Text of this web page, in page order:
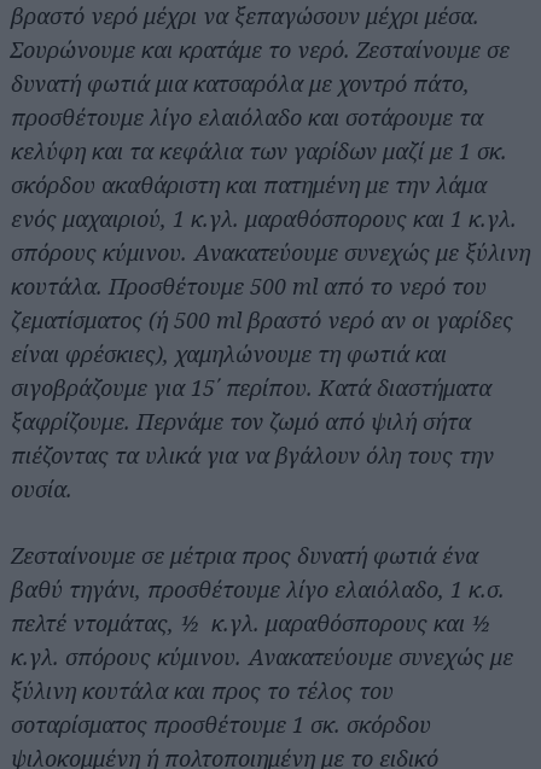
βραστό νερό μέχρι να ξεπαγώσουν μέχρι μέσα.
Σουρώνουμε και κρατάμε το νερό. Ζεσταίνουμε σε
δυνατή φωτιά μια κατσαρόλα με χοντρό πάτο,
προσθέτουμε λίγο ελαιόλαδο και σοτάρουμε τα
κελύφη και τα κεφάλια των γαρίδων μαζί με 1 σκ.
σκόρδου ακαθάριστη και πατημένη με την λάμα
ενός μαχαιριού, 1 κ.γλ. μαραθόσπορους και 1 κ.γλ.
σπόρους κύμινου. Ανακατεύουμε συνεχώς με ξύλινη
κουτάλα. Προσθέτουμε 500 ml από το νερό του
ζεματίσματος (ή 500 ml βραστό νερό αν οι γαρίδες
είναι φρέσκιες), χαμηλώνουμε τη φωτιά και
σιγοβράζουμε για 15΄ περίπου. Κατά διαστήματα
ξαφρίζουμε. Περνάμε τον ζωμό από ψιλή σήτα
πιέζοντας τα υλικά για να βγάλουν όλη τους την
ουσία.
Ζεσταίνουμε σε μέτρια προς δυνατή φωτιά ένα
βαθύ τηγάνι, προσθέτουμε λίγο ελαιόλαδο, 1 κ.σ.
πελτέ ντομάτας, ½ κ.γλ. μαραθόσπορους και ½
κ.γλ. σπόρους κύμινου. Ανακατεύουμε συνεχώς με
ξύλινη κουτάλα και προς το τέλος του
σοταρίσματος προσθέτουμε 1 σκ. σκόρδου
ψιλοκομμένη ή πολτοποιημένη με το ειδικό